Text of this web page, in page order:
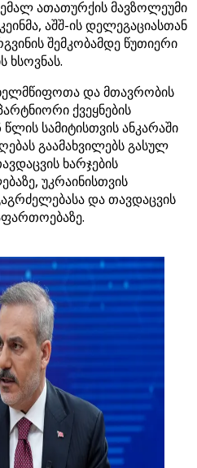
ათათურქის მავზოლეუმი
აშშ-ის დელეგაციასთან
შემკობამდე წუთიერი
ხსოვნას.
და მთავრობის
ქვეყნების
სამიტისთვის ანკარაში
გაამახვილებს გასულ
ხარჯების
უკრაინისთვის
და თავდაცვის